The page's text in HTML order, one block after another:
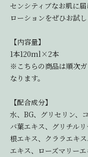
センシティブなお肌に
ローションをぜひお試し
【内容量】
1本120ml×2本
※こちらの商品は順次
なります。
【配合成分】
水、BG、グリセリン、
バ葉エキス、グリチル
根エキス、クララエキ
エキス、ローズマリー